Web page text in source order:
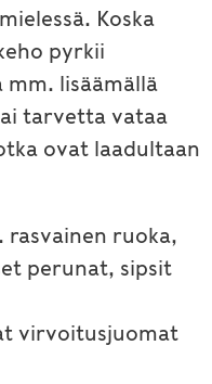
Koska
pyrkii
lisäämällä
tarvetta vataa
ovat laadultaan
rasvainen ruoka,
perunat, sipsit
virvoitusjuomat